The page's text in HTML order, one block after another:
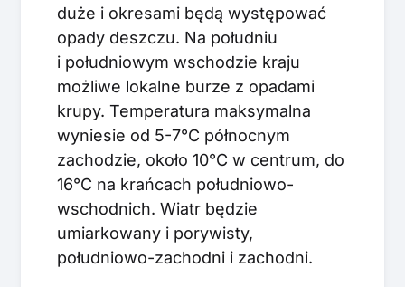
duże i okresami będą występować
opady deszczu. Na południu
i południowym wschodzie kraju
możliwe lokalne burze z opadami
krupy. Temperatura maksymalna
wyniesie od 5-7°C północnym
zachodzie, około 10°C w centrum, do
16°C na krańcach południowo-
wschodnich. Wiatr będzie
umiarkowany i porywisty,
południowo-zachodni i zachodni.